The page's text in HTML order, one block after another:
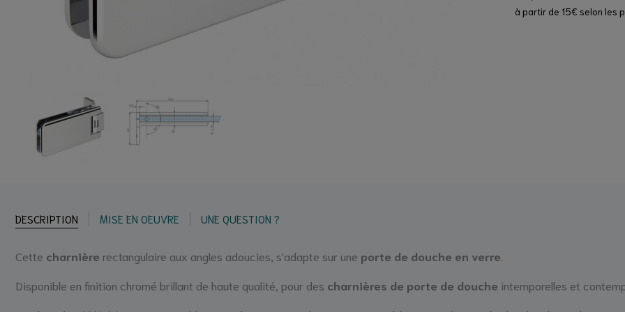
à partir de 15€ selon les
DESCRIPTION MISE EN OEUVRE UNE QUESTION ?
Cette charnière rectangulaire aux angles adoucies, s'adapte sur une porte de douche en verre.
Disponible en finition chromé brillant de haute qualité, pour des charnières de porte de douche intemporelles et